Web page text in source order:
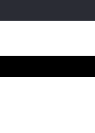
mədəni irsin